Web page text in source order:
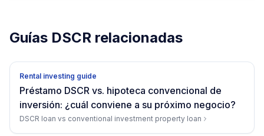
Guías DSCR relacionadas
Rental investing guide
Préstamo DSCR vs. hipoteca convencional de
inversión: ¿cuál conviene a su próximo negocio?
DSCR loan vs conventional investment property loan